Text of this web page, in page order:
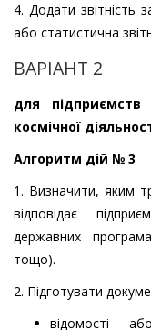
4. Додати звітність
або статистична
ВАРІАНТ 2
для
космічної
Алгоритм дій № 3
1. Визначити, яким
відповідає
державних
тощо).
2. Підготувати
відомості